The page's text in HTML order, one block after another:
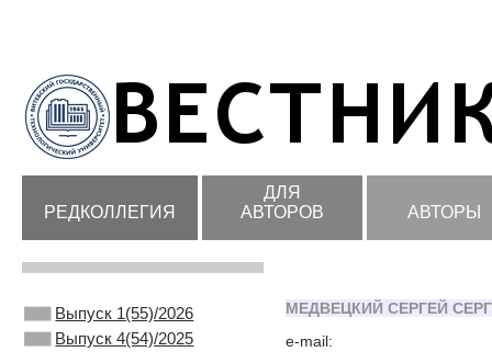
РЕДКОЛЛЕГИЯ
ДЛЯ
АВТОРОВ
АВТОРЫ
Выпуск 1(55)/2026
Выпуск 4(54)/2025
МЕДВЕЦКИЙ СЕРГЕЙ
e-mail: